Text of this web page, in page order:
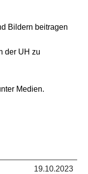
Bildern beitragen
der UH zu
Medien.
19.10.2023